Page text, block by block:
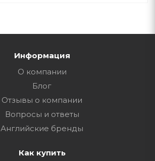
Информация
О компании
Блог
Отзывы о компании
Вопросы и ответы
Английские бренды
Как купить